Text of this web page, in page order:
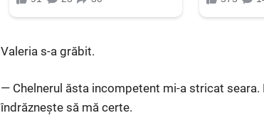
Valeria s-a grăbit.
— Chelnerul ăsta incompetent mi-a stricat
îndrăznește să mă certe.